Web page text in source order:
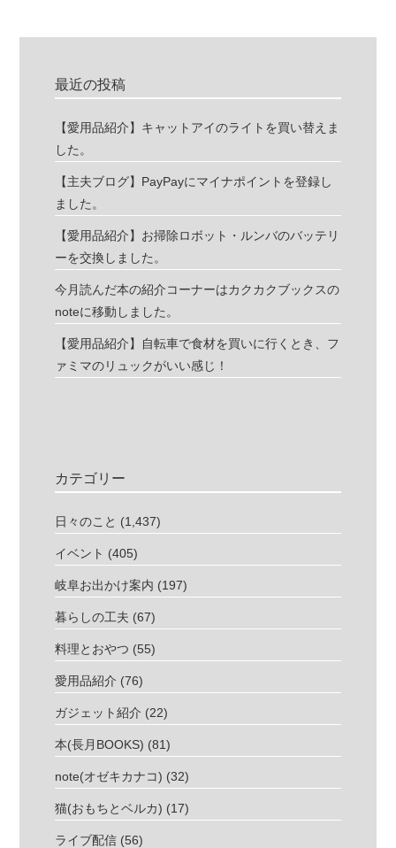
最近の投稿
【愛用品紹介】キャットアイのライトを買い替えま
した。
【主夫ブログ】PayPayにマイナポイントを登録し
ました。
【愛用品紹介】お掃除ロボット・ルンバのバッテリ
ーを交換しました。
今月読んだ本の紹介コーナーはカクカクブックスの
noteに移動しました。
【愛用品紹介】自転車で食材を買いに行くとき、フ
ァミマのリュックがいい感じ！
カテゴリー
日々のこと (1,437)
イベント (405)
岐阜お出かけ案内 (197)
暮らしの工夫 (67)
料理とおやつ (55)
愛用品紹介 (76)
ガジェット紹介 (22)
本(長月BOOKS) (81)
note(オゼキカナコ) (32)
猫(おもちとベルカ) (17)
ライブ配信 (56)